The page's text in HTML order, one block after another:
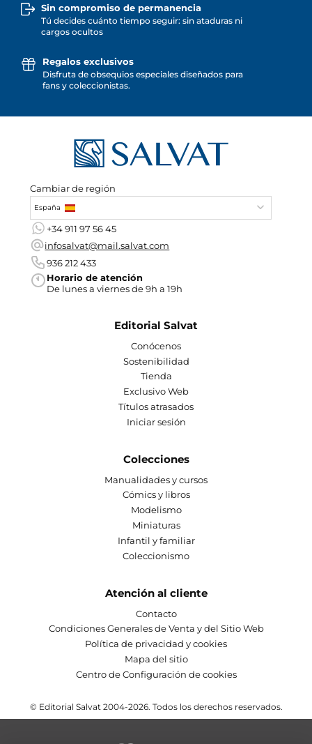
Sin compromiso de permanencia
Tú decides cuánto tiempo seguir: sin ataduras ni
cargos ocultos
Regalos exclusivos
Disfruta de obsequios especiales diseñados para
fans y coleccionistas.
Cambiar de región
España
+34 911 97 56 45
infosalvat@mail.salvat.com
936 212 433
Horario de atención
De lunes a viernes de 9h a 19h
Editorial Salvat
Conócenos
Sostenibilidad
Tienda
Exclusivo Web
Títulos atrasados
Iniciar sesión
Colecciones
Manualidades y cursos
Cómics y libros
Modelismo
Miniaturas
Infantil y familiar
Coleccionismo
Atención al cliente
Contacto
Condiciones Generales de Venta y del Sitio Web
Política de privacidad y cookies
Mapa del sitio
Centro de Configuración de cookies
© Editorial Salvat 2004-2026. Todos los derechos reservados.